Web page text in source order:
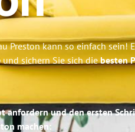
Preston kann so einfach sein!
und sichern Sie sich diebesten
anfordern und den ersten
machen: